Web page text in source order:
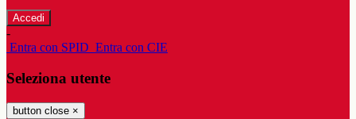
-
Entra con SPID Entra con CIE
Seleziona utente
button close ×